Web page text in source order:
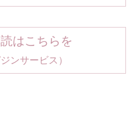
はこちらを
ンサービス）